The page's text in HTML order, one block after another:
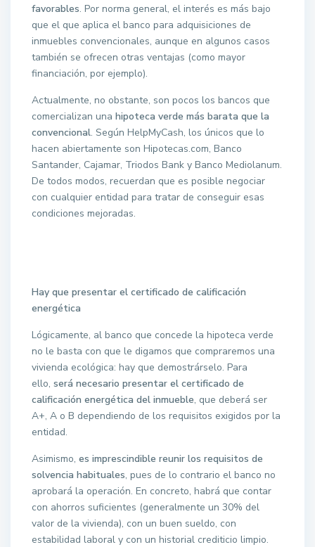
favorables. Por norma general, el interés es más bajo
que el que aplica el banco para adquisiciones de
inmuebles convencionales, aunque en algunos casos
también se ofrecen otras ventajas (como mayor
financiación, por ejemplo).
Actualmente, no obstante, son pocos los bancos que
comercializan una hipoteca verde más barata que la
convencional. Según HelpMyCash, los únicos que lo
hacen abiertamente son Hipotecas.com, Banco
Santander, Cajamar, Triodos Bank y Banco Mediolanum.
De todos modos, recuerdan que es posible negociar
con cualquier entidad para tratar de conseguir esas
condiciones mejoradas.
Hay que presentar el certificado de calificación
energética
Lógicamente, al banco que concede la hipoteca verde
no le basta con que le digamos que compraremos una
vivienda ecológica: hay que demostrárselo. Para
ello, será necesario presentar el certificado de
calificación energética del inmueble, que deberá ser
A+, A o B dependiendo de los requisitos exigidos por la
entidad.
Asimismo, es imprescindible reunir los requisitos de
solvencia habituales, pues de lo contrario el banco no
aprobará la operación. En concreto, habrá que contar
con ahorros suficientes (generalmente un 30% del
valor de la vivienda), con un buen sueldo, con
estabilidad laboral y con un historial crediticio limpio.